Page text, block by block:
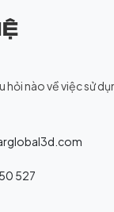
hỏi nào về việc sử
527